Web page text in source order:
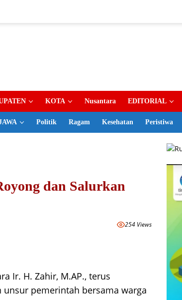
KOTA Nusantara EDITORIAL
Politik Ragam Kesehatan Peristiwa
dan Salurkan
254 Views
Ir. H. Zahir, M.AP., terus
pemerintah bersama warga